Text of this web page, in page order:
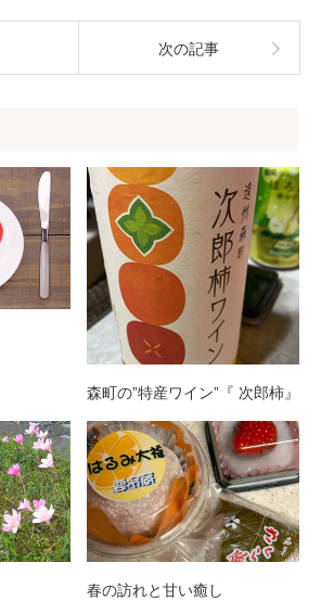
次の記事
森町の”特産ワイン”『 次郎柿』
春の訪れと甘い癒し